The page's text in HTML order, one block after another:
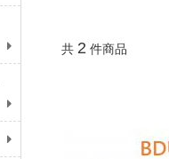
共 2 件商品